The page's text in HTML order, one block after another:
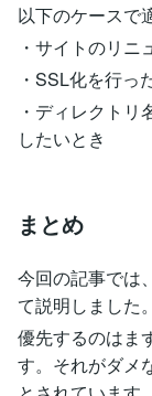
以下のケースで
・サイトのリ
・SSL化を行っ
・ディレクト
したいとき
まとめ
今回の記事では
て説明しました。
優先するのはま
す。それがダメ